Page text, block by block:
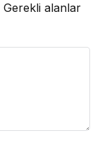
Gerekli alanlar